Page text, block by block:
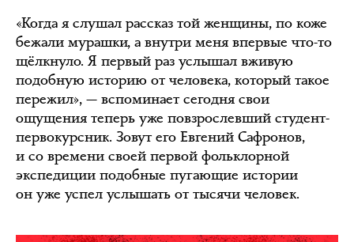
«Когда я слушал рассказ той женщины, по коже
бежали мурашки, а внутри меня впервые что-то
щёлкнуло. Я первый раз услышал вживую
подобную историю от человека, который такое
пережил», — вспоминает сегодня свои
ощущения теперь уже повзрослевший студент-
первокурсник. Зовут его Евгений Сафронов,
и со времени своей первой фольклорной
экспедиции подобные пугающие истории
он уже успел услышать от тысячи человек.